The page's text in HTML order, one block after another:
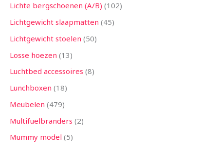
Lichte bergschoenen (A/B) 102
Lichtgewicht slaapmatten 45
Lichtgewicht stoelen 50
Losse hoezen 13
Luchtbed accessoires 8
Lunchboxen 18
Meubelen 479
Multifuelbranders 2
Mummy model 5